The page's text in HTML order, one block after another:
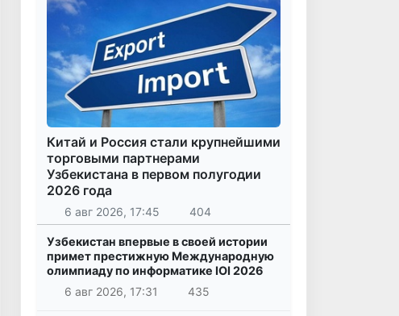
Китай и Россия стали крупнейшими
торговыми партнерами
Узбекистана в первом полугодии
2026 года
6 авг 2026, 17:45 404
Узбекистан впервые в своей истории
примет престижную Международную
олимпиаду по информатике IOI 2026
6 авг 2026, 17:31
435